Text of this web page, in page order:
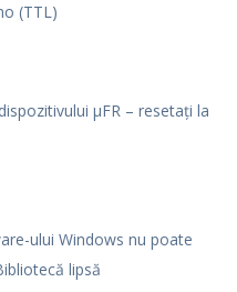
(TTL)
μFR – resetați la
ului Windows nu poate
lipsă